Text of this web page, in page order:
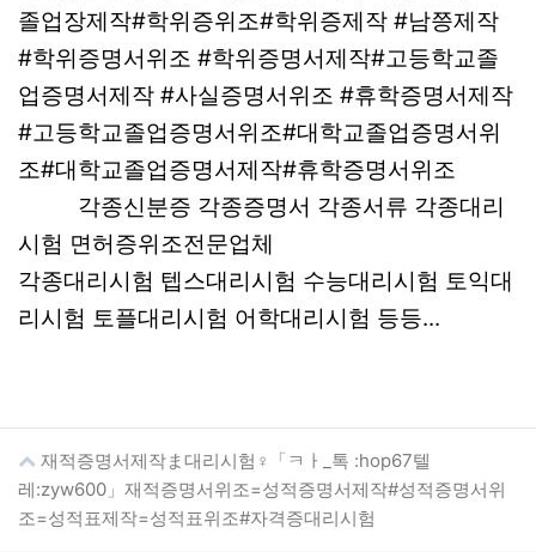
졸업장제작#학위증위조#학위증제작 #남쯩제작
#학위증명서위조 #학위증명서제작#고등학교졸
업증명서제작 #사실증명서위조 #휴학증명서제작
#고등학교졸업증명서위조#대학교졸업증명서위
조#대학교졸업증명서제작#휴학증명서위조
각종신분증 각종증명서 각종서류 각종대리
시험 면허증위조전문업체
각종대리시험 텝스대리시험 수능대리시험 토익대
리시험 토플대리시험 어학대리시험 등등...
재적증명서제작ま대리시험♀「ㅋㅏ_톡 :hop67텔
레:zyw600」재적증명서위조=성적증명서제작#성적증명서위
조=성적표제작=성적표위조#자격증대리시험